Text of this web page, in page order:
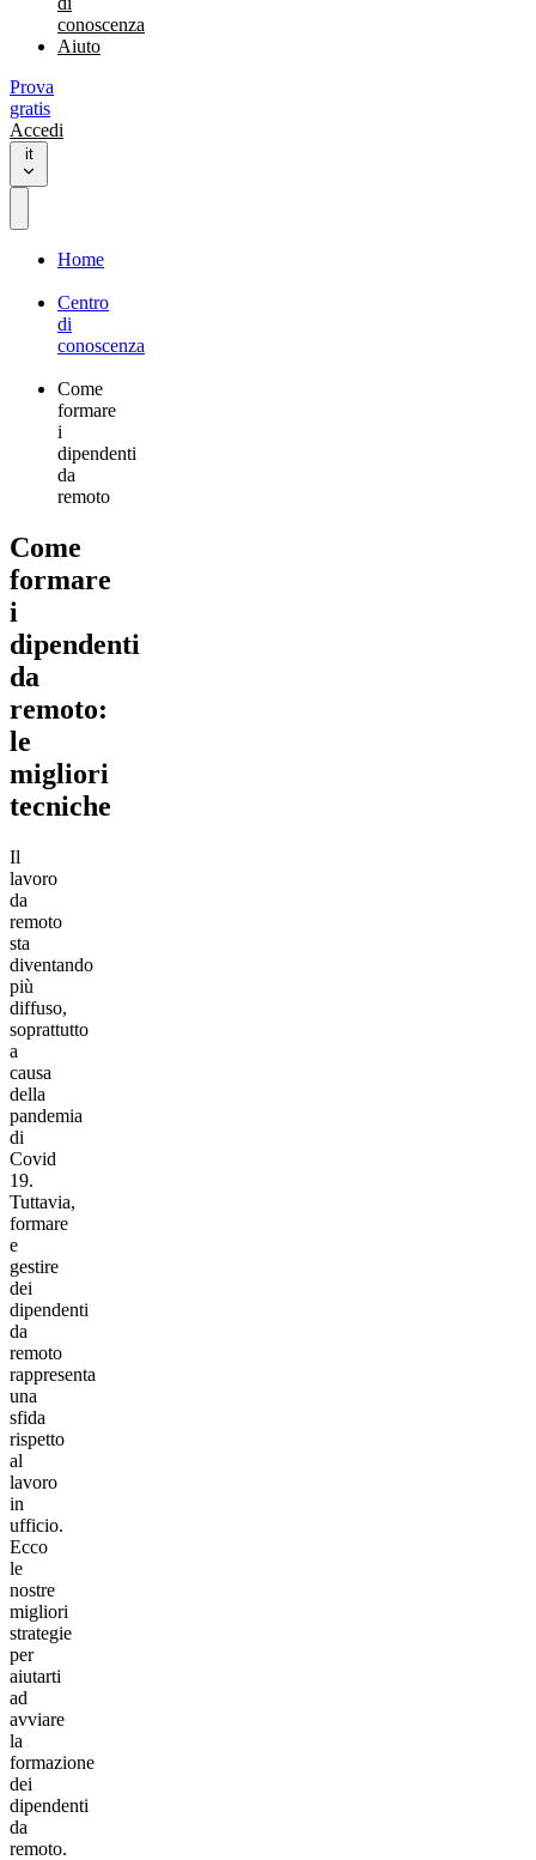
conoscenza
Aiuto
Prova
gratis
Accedi
it
Home
Centro
di
conoscenza
Come
formare
i
dipendenti
da
remoto
Come
formare
i
dipendenti
da
remoto:
le
migliori
tecniche
Il
lavoro
da
remoto
sta
diventando
più
diffuso,
soprattutto
a
causa
della
pandemia
di
Covid
19.
Tuttavia,
formare
e
gestire
dei
dipendenti
da
remoto
rappresenta
una
sfida
rispetto
al
lavoro
in
ufficio.
Ecco
le
nostre
migliori
strategie
per
aiutarti
ad
avviare
la
formazione
dei
dipendenti
da
remoto.